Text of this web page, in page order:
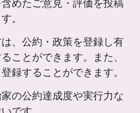
めたご意見・評価を投稿
。
、公約・政策を登録し有
ことができます。また、
録することができます。
の公約達成度や実行力な